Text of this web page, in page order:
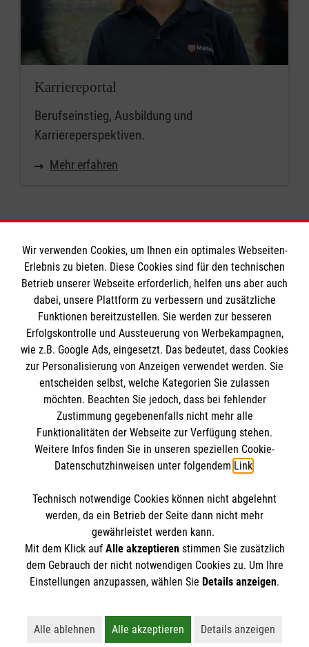
Karriereportal
Berufseinstieg, Ausbildung und
Karriereperspektiven.
Mehr erfahren
Informationen
Impressum
Datenschutz
Barrierefreiheit
Kontakt
Die Malteser
Malteser in Deutschland
Malteserorden
Sharepoint
Spendenkonto
Volksbank Kraichgau Wiesloch-Sinsheim eG
IBAN: DE46672922000000407801
BIC / S.W.I.F.T: GENODE61WIE
So finden Sie uns
In den Weinäckern 3/1
69168 Wiesloch
Email:info.wiesloch@malteser.org
Der Malteser Hilfsdienst e.V. ist als eingetragene
Gewerbesteuer befreit.
Wir verwenden Cookies, um Ihnen ein optimales Webseiten-
Erlebnis zu bieten. Diese Cookies sind für den technischen
Betrieb unserer Webseite erforderlich, helfen uns aber auch
dabei, unsere Plattform zu verbessern und zusätzliche
Funktionen bereitzustellen. Sie werden zur besseren
Erfolgskontrolle und Aussteuerung von Werbekampagnen,
wie z.B. Google Ads, eingesetzt. Das bedeutet, dass Cookies
zur Personalisierung von Anzeigen verwendet werden. Sie
entscheiden selbst, welche Kategorien Sie zulassen
möchten. Beachten Sie jedoch, dass bei fehlender
Zustimmung gegebenenfalls nicht mehr alle
Funktionalitäten der Webseite zur Verfügung stehen.
Weitere Infos finden Sie in unseren speziellen Cookie-
Datenschutzhinweisen unter folgendem Link.
Technisch notwendige Cookies können nicht abgelehnt
werden, da ein Betrieb der Seite dann nicht mehr
gewährleistet werden kann.
Mit dem Klick auf Alle akzeptierenstimmen Sie zusätzlich
dem Gebrauch der nicht notwendigen Cookies zu. Um Ihre
Einstellungen anzupassen, wählen Sie Details anzeigen.
Alle ablehnen
Lehnt alle nicht-essentiellen Cookies ab
Alle akzeptieren
Akzeptiert alle Cookies
Details anzeigen